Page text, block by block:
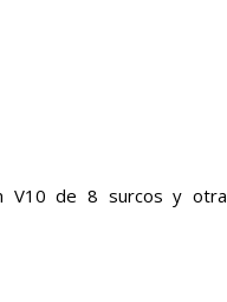
V10 de 8 surcos y otra